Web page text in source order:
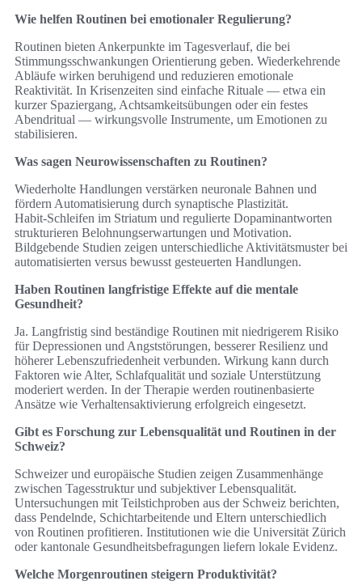
Wie helfen Routinen bei emotionaler Regulierung?
Routinen bieten Ankerpunkte im Tagesverlauf, die bei
Stimmungsschwankungen Orientierung geben. Wiederkehrende
Abläufe wirken beruhigend und reduzieren emotionale
Reaktivität. In Krisenzeiten sind einfache Rituale — etwa ein
kurzer Spaziergang, Achtsamkeitsübungen oder ein festes
Abendritual — wirkungsvolle Instrumente, um Emotionen zu
stabilisieren.
Was sagen Neurowissenschaften zu Routinen?
Wiederholte Handlungen verstärken neuronale Bahnen und
fördern Automatisierung durch synaptische Plastizität.
Habit‑Schleifen im Striatum und regulierte Dopaminantworten
strukturieren Belohnungserwartungen und Motivation.
Bildgebende Studien zeigen unterschiedliche Aktivitätsmuster bei
automatisierten versus bewusst gesteuerten Handlungen.
Haben Routinen langfristige Effekte auf die mentale
Gesundheit?
Ja. Langfristig sind beständige Routinen mit niedrigerem Risiko
für Depressionen und Angststörungen, besserer Resilienz und
höherer Lebenszufriedenheit verbunden. Wirkung kann durch
Faktoren wie Alter, Schlafqualität und soziale Unterstützung
moderiert werden. In der Therapie werden routinenbasierte
Ansätze wie Verhaltensaktivierung erfolgreich eingesetzt.
Gibt es Forschung zur Lebensqualität und Routinen in der
Schweiz?
Schweizer und europäische Studien zeigen Zusammenhänge
zwischen Tagesstruktur und subjektiver Lebensqualität.
Untersuchungen mit Teilstichproben aus der Schweiz berichten,
dass Pendelnde, Schichtarbeitende und Eltern unterschiedlich
von Routinen profitieren. Institutionen wie die Universität Zürich
oder kantonale Gesundheitsbefragungen liefern lokale Evidenz.
Welche Morgenroutinen steigern Produktivität?